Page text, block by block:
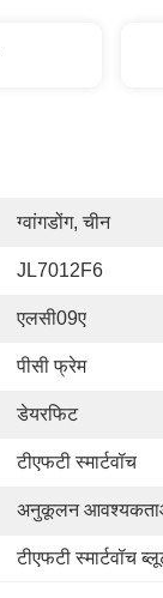
ग्वांगडोंग, चीन
JL7012F6
एलसी09ए
पीसी फ्रेम
डेयरफिट
टीएफटी स्मार्टवॉच
अनुकूलन आवश्यकताओं
टीएफटी स्मार्टवॉच